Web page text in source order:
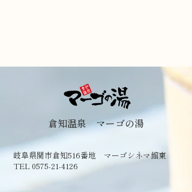
倉知温泉 マーゴの湯
岐阜県関市倉知516番地 マーゴシネマ館東
TEL 0575-21-4126